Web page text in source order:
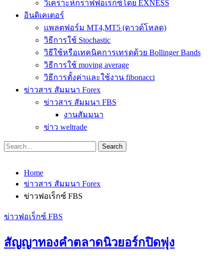
วิเคราะห์กราฟฟอเร็กซ์โดย EXNESS
อินดิเคเตอร์
แพลตฟอร์ม MT4,MT5 (ดาวด์โหลด)
วิธีการใช้ Stochastic
วิธีใช้หรือเทคนิคการเทรดด้วย Bollinger Bands
วิธีการใช้ moving average
วิธีการตั้งค่าและใช้งาน fibonacci
ข่าวสาร สัมมนา Forex
ข่าวสาร สัมมนา FBS
งานสัมมนา
ข่าว weltrade
Home
ข่าวสาร สัมมนา Forex
ข่าวฟอเร็กซ์ FBS
ข่าวฟอเร็กซ์ FBS
สัญญาทองคำตลาดนิวยอร์กปิดพุ่ง